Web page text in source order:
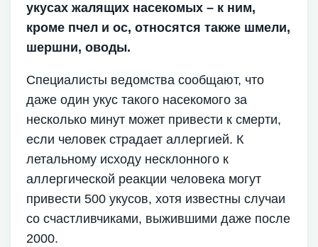
укусах жалящих насекомых – к ним,
кроме пчел и ос, относятся также шмели,
шершни, оводы.
Специалисты ведомства сообщают, что
даже один укус такого насекомого за
несколько минут может привести к смерти,
если человек страдает аллергией. К
летальному исходу несклонного к
аллергической реакции человека могут
привести 500 укусов, хотя известны случаи
со счастливчиками, выжившими даже после
2000.